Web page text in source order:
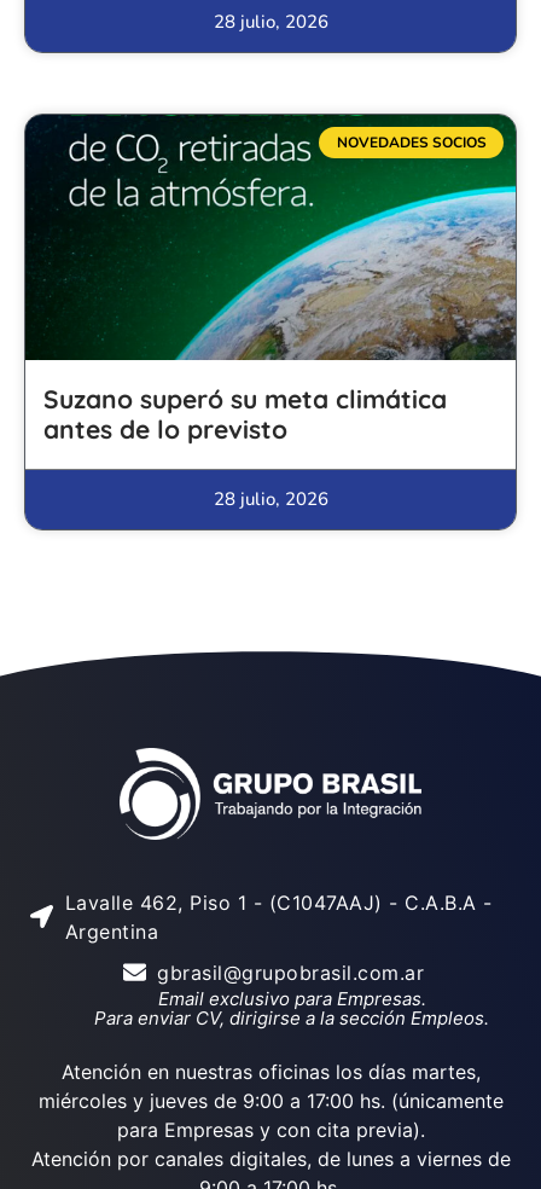
28 julio, 2026
NOVEDADES SOCIOS
Suzano superó su meta climática
antes de lo previsto
28 julio, 2026
Lavalle 462, Piso 1 - (C1047AAJ) - C.A.B.A -
Argentina
gbrasil@grupobrasil.com.ar
Email exclusivo para Empresas.
Para enviar CV, dirigirse a la sección Empleos.
Atención en nuestras oficinas los días martes,
miércoles y jueves de 9:00 a 17:00 hs. (únicamente
para Empresas y con cita previa).
Atención por canales digitales, de lunes a viernes de